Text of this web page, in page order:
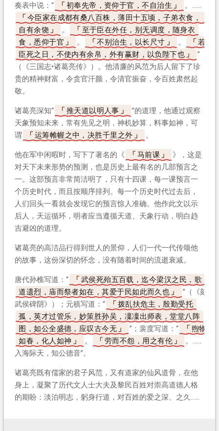
奏表中说：“
初奉先帝，资仰于官，不自治生
。……
今臣家在成都有桑八百株，薄田十五顷，子弟衣食，
自有余饶
。
至于臣在外任，别无调度，随身衣
食，悉仰于官
。 不别治生，以长尺寸 。
若
臣死之日，不使内有余帛，外有赢财，以负陛下也
”
（《三国志•诸葛亮传》）。他清廉的风范为后人留下了珍
贵的精神财富，令贪官汗颜，令清官振奋，令百姓肃然起
敬。
诸葛亮深知“ 推天道以明人事
”的道理，他通过观察
天象预知未来，常有先见之明，神机妙算，料事如神，可
谓
运筹帷幄之中，决胜千里之外 。
他在军中闲暇时，写下了著名的《 马前课
》，这是
对天下未来形势的预测，也是历史上最有名的几部预言之
一。这部预言非常简洁明了，只有十四课，每一课预言一
个历史时代，而且按顺序排列。每一个历史时代过去后，
人们回头一看就会发现它的预言惊人准确。他作此文以示
后人，天运循环，明者应当遵循天道、天象行动，明白趋
吉避凶的道理。
诸葛亮的高洁品行得到世人的景仰，人们一代一代传颂他
的故事，这份深切的怀念，没有随着时间的流逝衰减。
唐代孙樵写道：“
武侯死殆五百载，迄今梁汉之民，歌
道遗烈，庙而祭者如在，其爱于民如此而久也
”（《刻
武侯碑阴》）；元稹写道：“
拨乱扶危主，殷勤受托
孤，英才过管乐，妙策胜孙吴，凜凜出师表，堂堂八阵
图，如公全盛德，应叹古今无
”；裴度写道：“
煦物
如春，化人如神
。 劳而不怨，用之有伦
。……
入海际天，知公德音”。
诸葛亮既有儒家的君子风范，又有道家的仙风道骨，在他
身上，凝聚了历代文人士大夫及黎民百姓对崇高道德人格
的期盼：淡泊明志，躬身行道，对百姓的爱之深、之久……